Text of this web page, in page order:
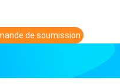
de soumission